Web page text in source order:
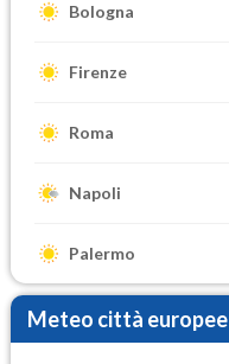
Bologna
Firenze
Roma
Napoli
Palermo
Meteo città europee